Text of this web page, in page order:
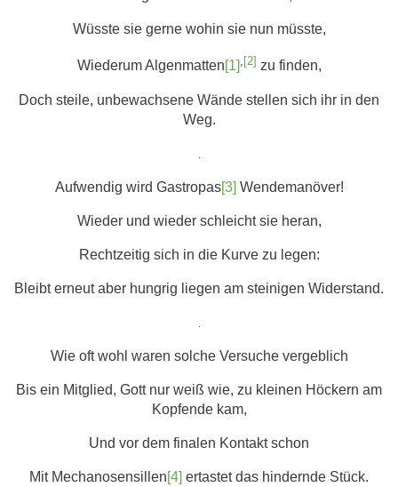
Wüsste sie gerne wohin sie nun müsste,
Wiederum Algenmatten [1] , [2] zu finden,
Doch steile, unbewachsene Wände stellen sich ihr in den
Weg.
Aufwendig wird Gastropas[3] Wendemanöver!
Wieder und wieder schleicht sie heran,
Rechtzeitig sich in die Kurve zu legen:
Bleibt erneut aber hungrig liegen am steinigen Widerstand.
Wie oft wohl waren solche Versuche vergeblich
Bis ein Mitglied, Gott nur weiß wie, zu kleinen Höckern am
Kopfende kam,
Und vor dem finalen Kontakt schon
Mit Mechanosensillen[4] ertastet das hindernde Stück.